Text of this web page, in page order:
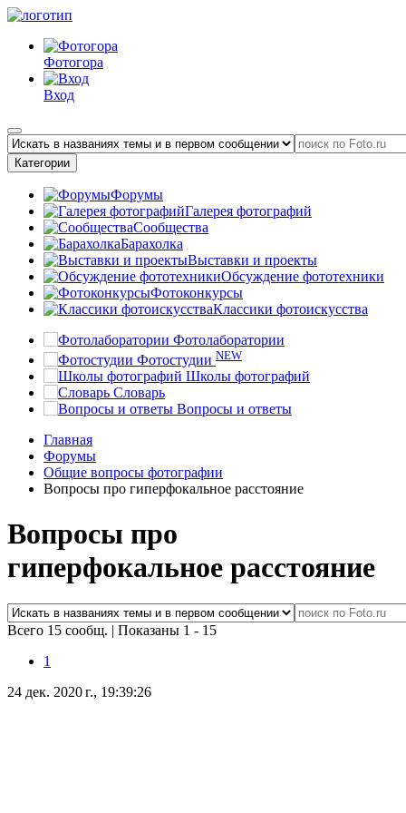
Фотогора
Вход
Категории
Форумы
Галерея фотографий
Сообщества
Барахолка
Выставки и проекты
Обсуждение фототехники
Фотоконкурсы
Классики фотоискусства
Фотолаборатории
Фотостудии NEW
Школы фотографий
Словарь
Вопросы и ответы
Главная
Форумы
Общие вопросы фотографии
Вопросы про гиперфокальное расстояние
Вопросы про
гиперфокальное расстояние
Всего 15 сообщ. | Показаны 1 - 15
1
24 дек. 2020 г., 19:39:26